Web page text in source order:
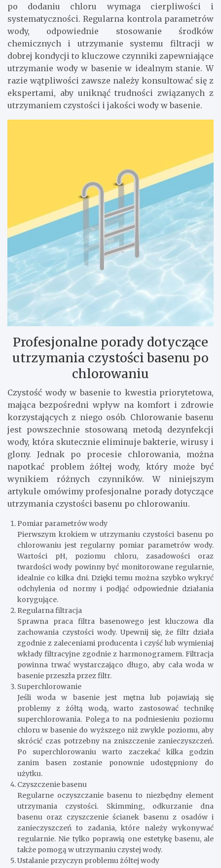
po dodaniu chloru wymaga cierpliwości i
systematyczności. Regularna kontrola parametrów
wody, odpowiednie stosowanie środków
chemicznych i utrzymanie systemu filtracji w
dobrej kondycji to kluczowe czynniki zapewniające
utrzymanie wody w basenie w idealnym stanie. W
razie wątpliwości zawsze należy konsultować się z
ekspertami, aby uniknąć trudności związanych z
utrzymaniem czystości i jakości wody w basenie.
Profesjonalne porady dotyczące
utrzymania czystości basenu po
chlorowaniu
Czystość wody w basenie to kwestia priorytetowa,
mająca bezpośredni wpływ na komfort i zdrowie
korzystających z niego osób. Chlorowanie basenu
jest powszechnie stosowaną metodą dezynfekcji
wody, która skutecznie eliminuje bakterie, wirusy i
glony. Jednak po procesie chlorowania, można
napotkać problem żółtej wody, który może być
wynikiem różnych czynników. W niniejszym
artykule omówimy profesjonalne porady dotyczące
utrzymania czystości basenu po chlorowaniu.
Pomiar parametrów wody
Pierwszym krokiem w utrzymaniu czystości basenu po
chlorowaniu jest regularny pomiar parametrów wody.
Wartości pH, poziomu chloru, zasadowości oraz
twardości wody powinny być monitorowane regularnie,
idealnie co kilka dni. Dzięki temu można szybko wykryć
odchylenia od normy i podjąć odpowiednie działania
korygujące.
Regularna filtracja
Sprawna praca filtra basenowego jest kluczowa dla
zachowania czystości wody. Upewnij się, że filtr działa
zgodnie z zaleceniami producenta i czyść lub wymieniaj
wkłady filtracyjne zgodnie z harmonogramem. Filtracja
powinna trwać wystarczająco długo, aby cała woda w
basenie przeszła przez filtr.
Superchlorowanie
Jeśli woda w basenie jest mętna lub pojawiają się
problemy z żółtą wodą, warto zastosować technikę
superchlorowania. Polega to na podniesieniu poziomu
chloru w basenie do wyższego niż zwykle poziomu, aby
skrócić czas potrzebny na zniszczenie zanieczyszczeń.
Po superchlorowaniu warto zaczekać kilka godzin
zanim basen zostanie ponownie udostępniony do
użytku.
Czyszczenie basenu
Regularne oczyszczanie basenu to niezbędny element
utrzymania czystości. Skimming, odkurzanie dna
basenu oraz czyszczenie ścianek basenu z osadów i
zanieczyszczeń to zadania, które należy wykonywać
regularnie. Nie tylko poprawią one estetykę basenu, ale
także pomogą w utrzymaniu czystej wody.
Ustalanie przyczyn problemu żółtej wody